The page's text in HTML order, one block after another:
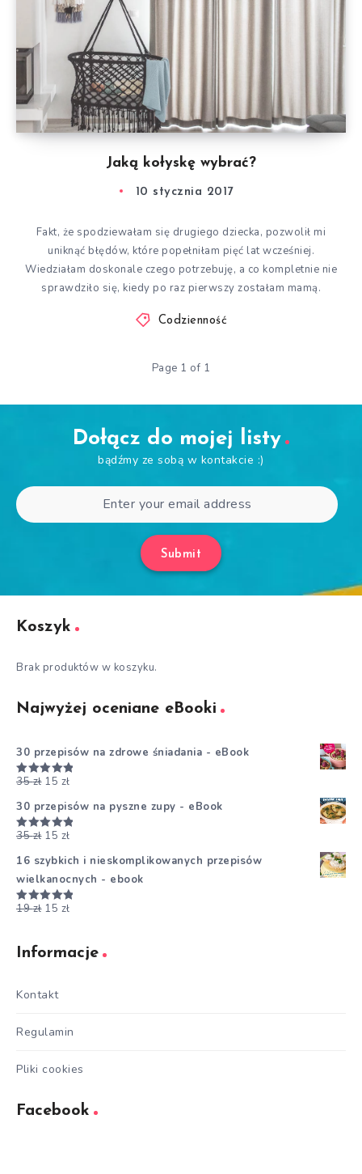
Jaką kołyskę wybrać?
10 stycznia 2017
Fakt, że spodziewałam się drugiego dziecka, pozwolił mi
uniknąć błędów, które popełniłam pięć lat wcześniej.
Wiedziałam doskonale czego potrzebuję, a co kompletnie nie
sprawdziło się, kiedy po raz pierwszy zostałam mamą.
Codzienność
Page 1 of 1
Dołącz do mojej listy
bądźmy ze sobą w kontakcie :)
Submit
Koszyk
Brak produktów w koszyku.
Najwyżej oceniane eBooki
30 przepisów na zdrowe śniadania - eBook
Oceniono
35zł 15 zł
30 przepisów na pyszne zupy - eBook
Oceniono
35zł 15 zł
16 szybkich i nieskomplikowanych przepisów
wielkanocnych - ebook
Oceniono
19zł 15 zł
Informacje
Kontakt
Regulamin
Pliki cookies
Facebook